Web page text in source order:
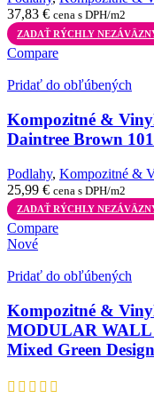
37,83 € cena s DPH/m2
ZADAŤ RÝCHLY
Compare
Pridať do obľúbených
Kompozitné &
Daintree Brown
Podlahy, Kompozitné &
25,99 € cena s DPH/m2
ZADAŤ RÝCHLY
Compare
Nové
Pridať do obľúbených
Kompozitné &
MODULAR WALL
Mixed Green